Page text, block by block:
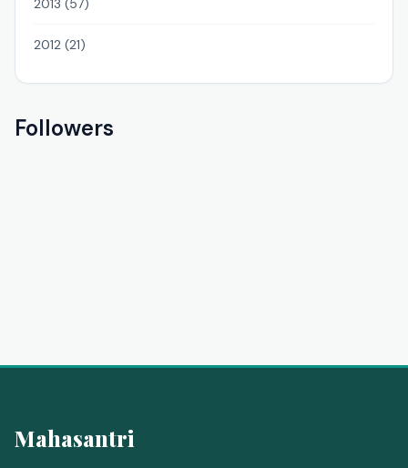
2013 (57)
2012 (21)
Followers
Mahasantri